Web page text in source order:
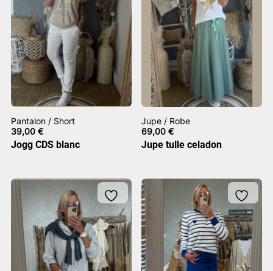
Pantalon / Short
39,00 €
Jogg CDS blanc
Jupe / Robe
69,00€
Jupe tulle celadon